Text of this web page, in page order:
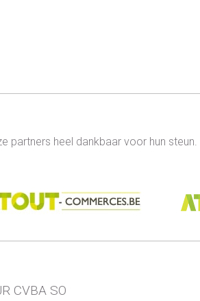
partners heel dankbaar voor hun steun.
CVBA SO